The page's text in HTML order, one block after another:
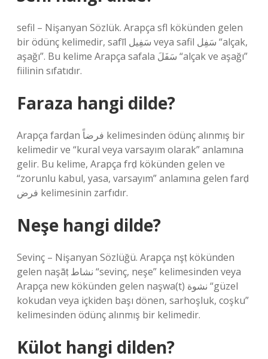
sefil – Nişanyan Sözlük. Arapça sfl kökünden gelen
bir ödünç kelimedir, safīl سَفِيل veya safil سَفِل “alçak,
aşağı”. Bu kelime Arapça safala سَفَلَ “alçak ve aşağı”
fiilinin sıfatıdır.
Faraza hangi dilde?
Arapça farḍan فرضاً kelimesinden ödünç alınmış bir
kelimedir ve “kural veya varsayım olarak” anlamına
gelir. Bu kelime, Arapça frḍ kökünden gelen ve
“zorunlu kabul, yasa, varsayım” anlamına gelen farḍ
فرض kelimesinin zarfıdır.
Neşe hangi dilde?
Sevinç – Nişanyan Sözlüğü. Arapça nşṭ kökünden
gelen naşāṭ نشاط “sevinç, neşe” kelimesinden veya
Arapça new kökünden gelen naşwa(t) نشوة “güzel
kokudan veya içkiden başı dönen, sarhoşluk, coşku”
kelimesinden ödünç alınmış bir kelimedir.
Külot hangi dilden?